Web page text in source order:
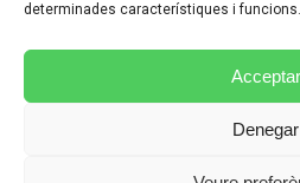
determinades característiques i funcions.
Acceptar
Denegar
POLÍTICA DE COOKIES (UE)
CONDICIONS PARTICULARS
POLÍTICA DE PRIVACITAT